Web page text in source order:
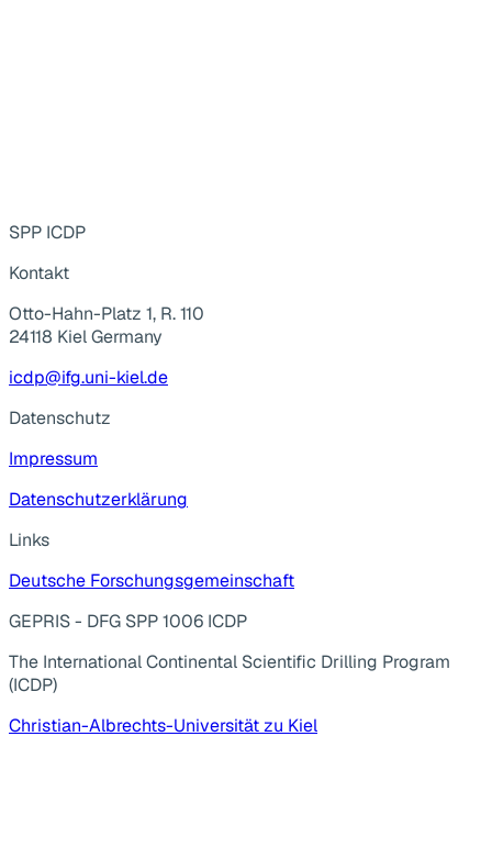
SPP ICDP
Kontakt
Otto-Hahn-Platz 1, R. 110
24118 Kiel Germany
icdp@ifg.uni-kiel.de
Datenschutz
Impressum
Datenschutzerklärung
Links
Deutsche Forschungsgemeinschaft
GEPRIS - DFG SPP 1006 ICDP
The International Continental Scientific Drilling Program
(ICDP)
Christian-Albrechts-Universität zu Kiel